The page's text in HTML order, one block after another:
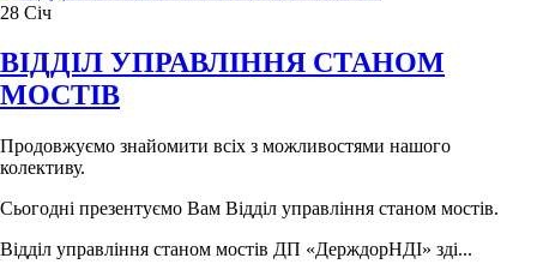
28 Січ
ВІДДІЛ УПРАВЛІННЯ СТАНОМ
МОСТІВ
Продовжуємо знайомити всіх з можливостями нашого
колективу.
Сьогодні презентуємо Вам Відділ управління станом мостів.
Відділ управління станом мостів ДП «ДерждорНДІ» зді...